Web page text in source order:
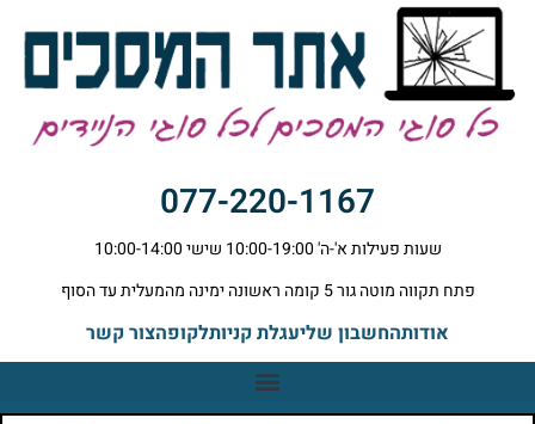
077-220-1167
שעות פעילות א'-ה' 10:00-19:00 שישי 10:00-14:00
פתח תקווה מוטה גור 5 קומה ראשונה ימינה מהמעלית עד הסוף
אודותהחשבון שליעגלת קניותלקופהצור קשר